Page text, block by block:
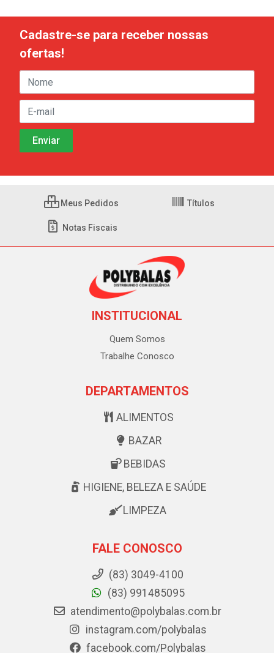
Cadastre-se para receber nossas
ofertas!
Meus Pedidos Títulos
Notas Fiscais
INSTITUCIONAL
Quem Somos
Trabalhe Conosco
DEPARTAMENTOS
ALIMENTOS
BAZAR
BEBIDAS
HIGIENE, BELEZA E SAÚDE
LIMPEZA
FALE CONOSCO
(83) 3049-4100
(83) 991485095
atendimento@polybalas.com.br
instagram.com/polybalas
facebook.com/Polybalas